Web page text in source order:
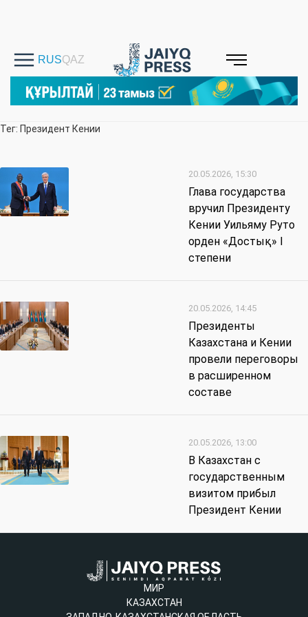
Тег: Президент Кении
20.05.2026, 15:30
Глава государства
вручил Президенту
Кении Уильяму Руто
орден «Достық» I
степени
20.05.2026, 14:45
Президенты
Казахстана и Кении
провели переговоры
в расширенном
составе
20.05.2026, 13:00
В Казахстан с
государственным
визитом прибыл
Президент Кении
МИР
КАЗАХСТАН